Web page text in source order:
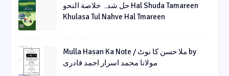
حل شدہ خلاصة النحو Hal Shuda Tamareen
Khulasa Tul Nahve Hal Tmareen
Mulla Hasan Ka Note / ملا حسن کا نوٹ by
مولانا محمد اسرار احمد قادری